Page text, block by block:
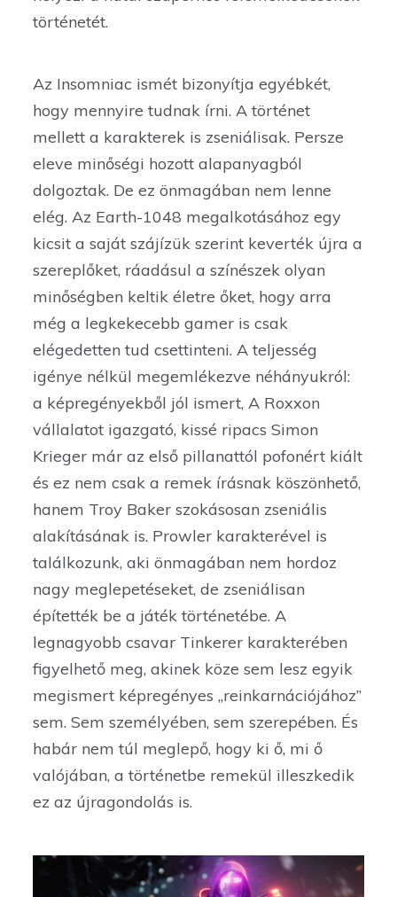
történetét.
Az Insomniac ismét bizonyítja egyébkét,
hogy mennyire tudnak írni. A történet
mellett a karakterek is zseniálisak. Persze
eleve minőségi hozott alapanyagból
dolgoztak. De ez önmagában nem lenne
elég. Az Earth-1048 megalkotásához egy
kicsit a saját szájízük szerint keverték újra a
szereplőket, ráadásul a színészek olyan
minőségben keltik életre őket, hogy arra
még a legkekecebb gamer is csak
elégedetten tud csettinteni. A teljesség
igénye nélkül megemlékezve néhányukról:
a képregényekből jól ismert, A Roxxon
vállalatot igazgató, kissé ripacs Simon
Krieger már az első pillanattól pofonért kiált
és ez nem csak a remek írásnak köszönhető,
hanem Troy Baker szokásosan zseniális
alakításának is. Prowler karakterével is
találkozunk, aki önmagában nem hordoz
nagy meglepetéseket, de zseniálisan
építették be a játék történetébe. A
legnagyobb csavar Tinkerer karakterében
figyelhető meg, akinek köze sem lesz egyik
megismert képregényes „reinkarnációjához”
sem. Sem személyében, sem szerepében. És
habár nem túl meglepő, hogy ki ő, mi ő
valójában, a történetbe remekül illeszkedik
ez az újragondolás is.